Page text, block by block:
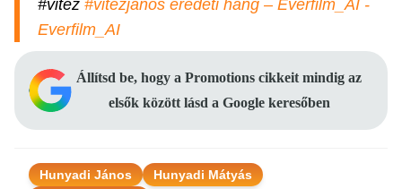
#vitéz #vitézjános eredeti hang – Everfilm_AI -
Everfilm_AI
Állítsd be, hogy a Promotions cikkeit mindig az
elsők között lásd a Google keresőben
Hunyadi János
Hunyadi Mátyás